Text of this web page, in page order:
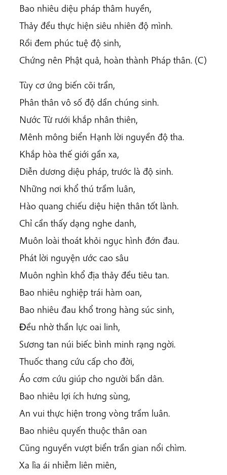
Bao nhiêu diệu pháp thâm huyền,
Thảy đều thực hiện siêu nhiên độ mình.
Rồi đem phúc tuệ độ sinh,
Chứng nên Phật quả, hoàn thành Pháp thân. (C)
Tùy cơ ứng biến cõi trần,
Phân thân vô số độ dần chúng sinh.
Nước Từ rưới khắp nhân thiên,
Mênh mông biển Hạnh lời nguyền độ tha.
Khắp hòa thế giới gần xa,
Diễn dương diệu pháp, trước là độ sinh.
Những nơi khổ thú trầm luân,
Hào quang chiếu diệu hiện thân tốt lành.
Chỉ cần thấy dạng nghe danh,
Muôn loài thoát khỏi ngục hình đớn đau.
Phát lời nguyện ước cao sâu
Muôn nghìn khổ địa thảy đều tiêu tan.
Bao nhiêu nghiệp trái hàm oan,
Bao nhiêu đau khổ trong hàng súc sinh,
Ðều nhờ thần lực oai linh,
Sương tan núi biếc bình minh rạng ngời.
Thuốc thang cứu cấp cho đời,
Áo cơm cứu giúp cho người bần dân.
Bao nhiêu lợi ích hưng sùng,
An vui thực hiện trong vòng trầm luân.
Bao nhiêu quyến thuộc thân oan
Cũng nguyền vượt biển trần gian nổi chìm.
Xa lìa ái nhiễm liên miên,